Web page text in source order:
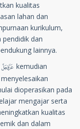
kualitas
lahan dan
kurikulum,
dan
lainnya.
D kemudian
dioperasikan pada
mengajar serta
kualitas
dan dalam